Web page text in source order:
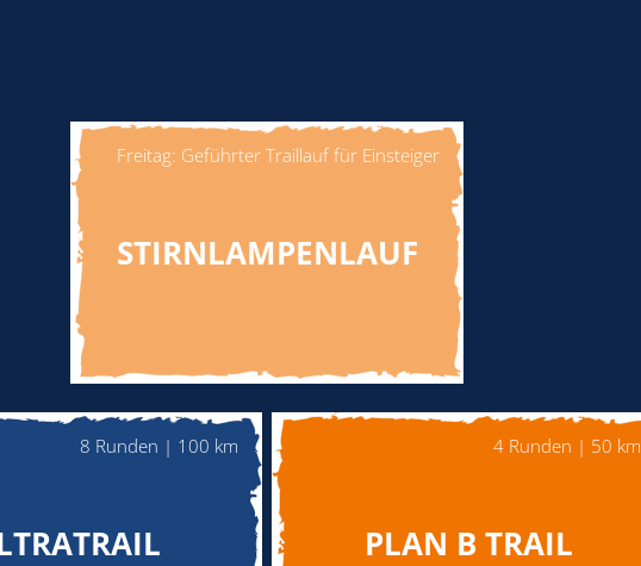
STIRNLAMPENLAUF
Freitag: Geführter Traillauf für Einsteiger
8 Runden | 100 km
PLAN B TRAIL
4 Runden | 50 km